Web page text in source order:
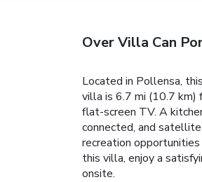
Over Villa Can
Located in Pollensa,
villa is 6.7 mi (10.7 km)
flat-screen TV. A
connected, and
recreation
this villa, enjoy a
onsite.